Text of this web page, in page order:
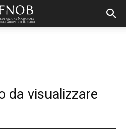
da visualizzare